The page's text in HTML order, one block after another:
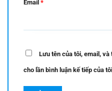
Email *
Lưu tên của tôi, email,
cho lần bình luận kế tiếp của